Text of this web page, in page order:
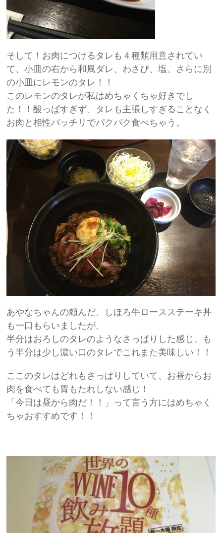
そして！お肉につけるタレも４種類用意されてい
て、小皿の右から和風ダレ、わさび、塩、さらに別
の小皿にレモンのタレ！！
このレモンのタレが私はめちゃくちゃ好きでし
た！！酸っぱすぎず、タレも主張しすぎることなく
お肉と相性バッチリでパクパク食べちゃう。
あやなちゃんの頼んだ、しほろ牛ロースステーキ丼
も一口もらいましたが、
半分はおろしのタレのようなさっぱりした感じ、も
う半分は少し濃い口のタレでこれまた美味しい！！
ここのタレはどれもさっぱりしていて、お昼からお
肉を食べても胃もたれしない感じ！
「今日は昼から肉だ！！」って言う方にはめちゃく
ちゃおすすめです！！